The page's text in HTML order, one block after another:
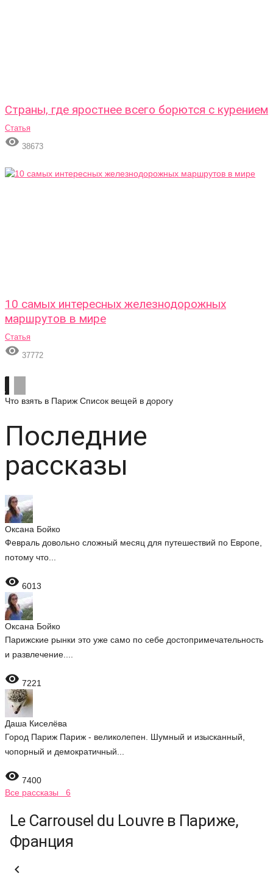
Страны, где яростнее всего борются с курением
Статья
 38673
10 самых интересных железнодорожных
маршрутов в мире
Статья
 37772
Что взять в Париж Список вещей в дорогу
Последние
рассказы
Оксана Бойко
Февраль довольно сложный месяц для путешествий по Европе,
потому что...
 6013
Оксана Бойко
Парижские рынки это уже само по себе достопримечательность
и развлечение....
 7221
Даша Киселёва
Город Париж Париж - великолепен. Шумный и изысканный,
чопорный и демократичный...
 7400
Все рассказы 6
Le Carrousel du Louvre в Париже,
Франция
